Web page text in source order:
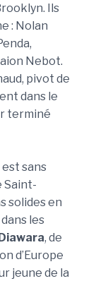
Ils
: Nolan
Nebot.
pivot de
dans le
terminé
est sans
Saint-
solides en
les
, de
d’Europe
jeune de la